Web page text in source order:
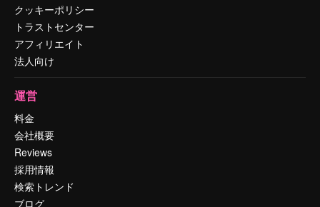
クッキーポリシー
トラストセンター
アフィリエイト
法人向け
運営
料金
会社概要
Reviews
採用情報
検索トレンド
ブログ